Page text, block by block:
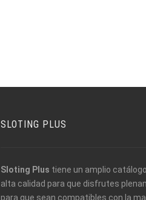
SLOTING PLUS
Sloting Plus tiene un amplio
alta calidad para que disfrutes
para que sean compatibles con la